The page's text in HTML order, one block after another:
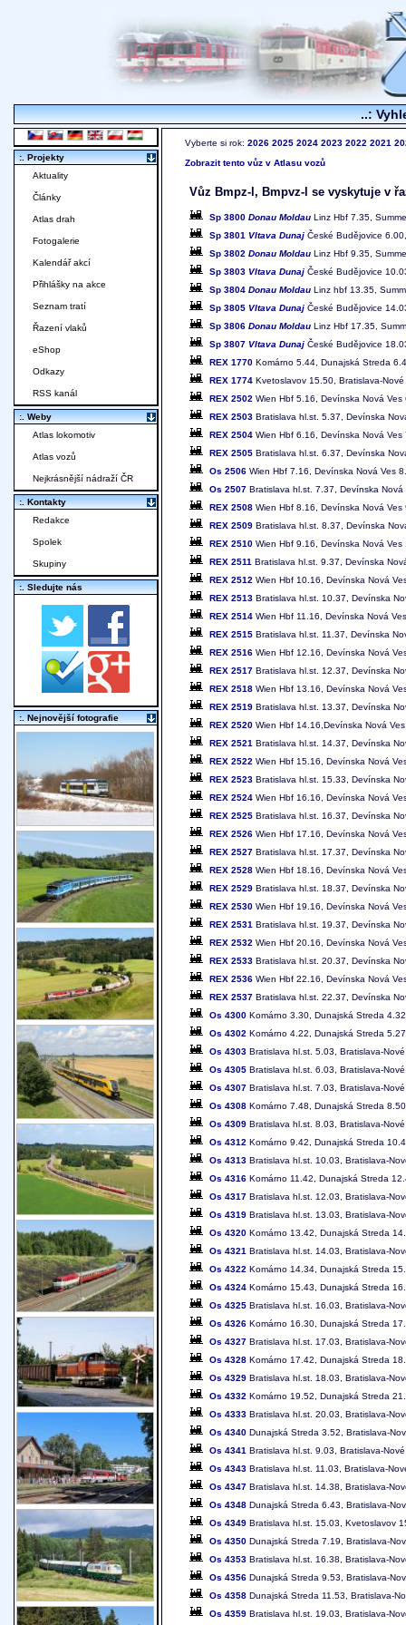
..:
Vyberte si rok: 2026 2025 2024 2023 2022 2021
Zobrazit tento vůz v Atlasu vozů
Vůz Bmpz-l, Bmpvz-l se vyskytuje v
Sp 3800 Donau Moldau Linz Hbf 7.35,
Sp 3801 Vltava Dunaj České Budějovice
Sp 3802 Donau Moldau Linz Hbf 9.35,
Sp 3803 Vltava Dunaj České Budějovice
Sp 3804 Donau Moldau Linz hbf 13.35,
Sp 3805 Vltava Dunaj České Budějovice
Sp 3806 Donau Moldau Linz Hbf 17.35,
Sp 3807 Vltava Dunaj České Budějovice
REX 1770 Komárno 5.44, Dunajská Streda
REX 1774 Kvetoslavov 15.50, Bratislava-
REX 2502 Wien Hbf 5.16, Devínska Nová
REX 2503 Bratislava hl.st. 5.37, Devínska
REX 2504 Wien Hbf 6.16, Devínska Nová
REX 2505 Bratislava hl.st. 6.37, Devínska
Os 2506 Wien Hbf 7.16, Devínska Nová Ves
Os 2507 Bratislava hl.st. 7.37, Devínska Nová
REX 2508 Wien Hbf 8.16, Devínska Nová
REX 2509 Bratislava hl.st. 8.37, Devínska
REX 2510 Wien Hbf 9.16, Devínska Nová
REX 2511 Bratislava hl.st. 9.37, Devínska
REX 2512 Wien Hbf 10.16, Devínska Nová
REX 2513 Bratislava hl.st. 10.37, Devínska
REX 2514 Wien Hbf 11.16, Devínska Nová
REX 2515 Bratislava hl.st. 11.37, Devínska
REX 2516 Wien Hbf 12.16, Devínska Nová
REX 2517 Bratislava hl.st. 12.37, Devínska
REX 2518 Wien Hbf 13.16, Devínska Nová
REX 2519 Bratislava hl.st. 13.37, Devínska
REX 2520 Wien Hbf 14.16,Devínska Nová
REX 2521 Bratislava hl.st. 14.37, Devínska
REX 2522 Wien Hbf 15.16, Devínska Nová
REX 2523 Bratislava hl.st. 15.33, Devínska
REX 2524 Wien Hbf 16.16, Devínska Nová
REX 2525 Bratislava hl.st. 16.37, Devínska
REX 2526 Wien Hbf 17.16, Devínska Nová
REX 2527 Bratislava hl.st. 17.37, Devínska
REX 2528 Wien Hbf 18.16, Devínska Nová
REX 2529 Bratislava hl.st. 18.37, Devínska
REX 2530 Wien Hbf 19.16, Devínska Nová
REX 2531 Bratislava hl.st. 19.37, Devínska
REX 2532 Wien Hbf 20.16, Devínska Nová
REX 2533 Bratislava hl.st. 20.37, Devínska
REX 2536 Wien Hbf 22.16, Devínska Nová
REX 2537 Bratislava hl.st. 22.37, Devínska
Os 4300 Komárno 3.30, Dunajská Streda
Os 4302 Komárno 4.22, Dunajská Streda
Os 4303 Bratislava hl.st. 5.03, Bratislava-
Os 4305 Bratislava hl.st. 6.03, Bratislava-
Os 4307 Bratislava hl.st. 7.03, Bratislava-
Os 4308 Komárno 7.48, Dunajská Streda
Os 4309 Bratislava hl.st. 8.03, Bratislava-
Os 4312 Komárno 9.42, Dunajská Streda
Os 4313 Bratislava hl.st. 10.03, Bratislava-
Os 4316 Komárno 11.42, Dunajská Streda
Os 4317 Bratislava hl.st. 12.03, Bratislava-
Os 4319 Bratislava hl.st. 13.03, Bratislava-
Os 4320 Komárno 13.42, Dunajská Streda
Os 4321 Bratislava hl.st. 14.03, Bratislava-
Os 4322 Komárno 14.34, Dunajská Streda
Os 4324 Komárno 15.43, Dunajská Streda
Os 4325 Bratislava hl.st. 16.03, Bratislava-
Os 4326 Komárno 16.30, Dunajská Streda
Os 4327 Bratislava hl.st. 17.03, Bratislava-
Os 4328 Komárno 17.42, Dunajská Streda
Os 4329 Bratislava hl.st. 18.03, Bratislava-
Os 4332 Komárno 19.52, Dunajská Streda
Os 4333 Bratislava hl.st. 20.03, Bratislava-
Os 4340 Dunajská Streda 3.52, Bratislava-
Os 4341 Bratislava hl.st. 9.03, Bratislava-
Os 4343 Bratislava hl.st. 11.03, Bratislava-
Os 4347 Bratislava hl.st. 14.38, Bratislava-
Os 4348 Dunajská Streda 6.43, Bratislava-
Os 4349 Bratislava hl.st. 15.03, Kvetoslavov
Os 4350 Dunajská Streda 7.19, Bratislava-
Os 4353 Bratislava hl.st. 16.38, Bratislava-
Os 4356 Dunajská Streda 9.53, Bratislava-
Os 4358 Dunajská Streda 11.53, Bratislava-
Os 4359 Bratislava hl.st. 19.03, Bratislava-
:. Projekty
Aktuality
Články
Atlas drah
Fotogalerie
Kalendář akcí
Přihlášky na akce
Seznam tratí
Řazení vlaků
eShop
Odkazy
RSS kanál
:. Weby
Atlas lokomotiv
Atlas vozů
Nejkrásnější nádraží ČR
:. Kontakty
Redakce
Spolek
Skupiny
:. Sledujte nás
:. Nejnovější fotografie